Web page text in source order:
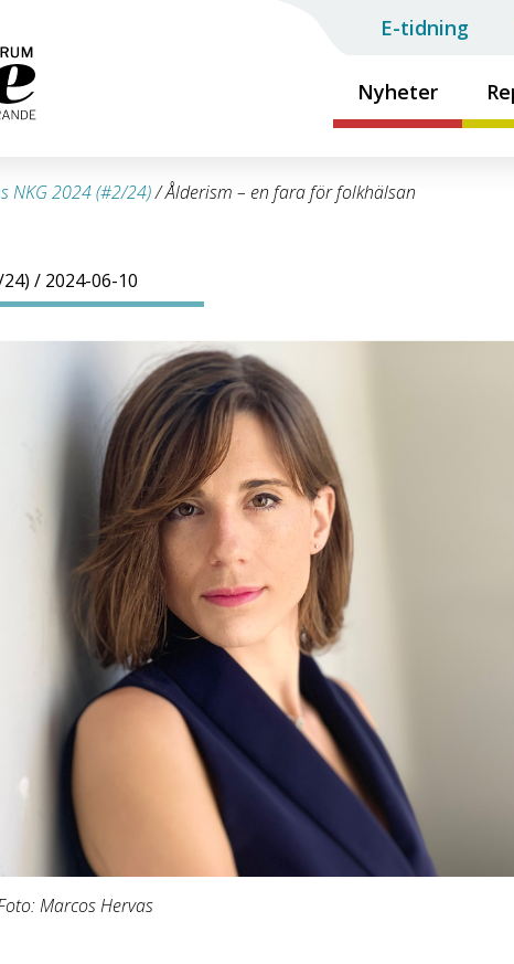
Nyheter
E-tidning
NKG 2024 (#2/24)/Ålderism – en fara för folkhälsan
/ 2024-06-10
Marcos Hervas